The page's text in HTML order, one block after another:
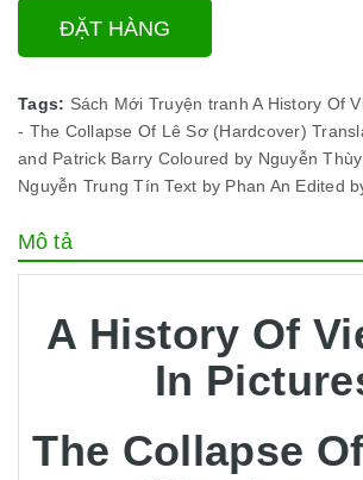
Kích thước: 19 x 24 cm
Hình thức bìa: Hardcover
ĐẶT HÀNG
Tags: Sách Mới Truyện tranh A History Of
- The Collapse Of Lê Sơ (Hardcover)
and Patrick Barry Coloured by Nguyễn
Nguyễn Trung Tín Text by Phan An Edited
Mô tả
A History Of
In
The Collapse